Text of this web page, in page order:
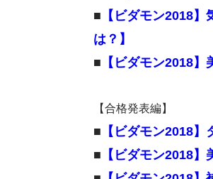
■ 【ビダモン2018
は？】
■ 【ビダモン2018
【合格発表編】
■ 【ビダモン2018
■ 【ビダモン2018